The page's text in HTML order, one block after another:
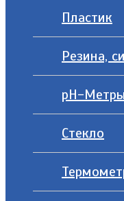
Пластик
Резина,
рН-
Стекло